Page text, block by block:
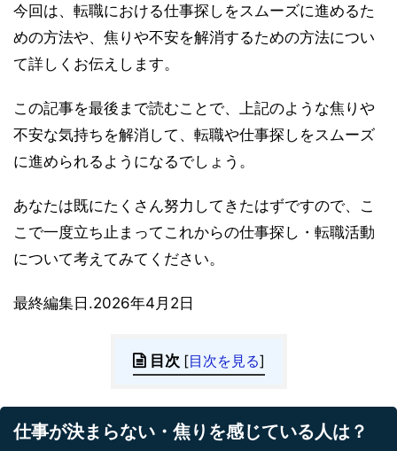
今回は、転職における仕事探しをスムーズに進めるた
めの方法や、焦りや不安を解消するための方法につい
て詳しくお伝えします。
この記事を最後まで読むことで、上記のような焦りや
不安な気持ちを解消して、転職や仕事探しをスムーズ
に進められるようになるでしょう。
あなたは既にたくさん努力してきたはずですので、こ
こで一度立ち止まってこれからの仕事探し・転職活動
について考えてみてください。
最終編集日.2026年4月2日
目次 [目次を見る]
仕事が決まらない・焦りを感じている人は？